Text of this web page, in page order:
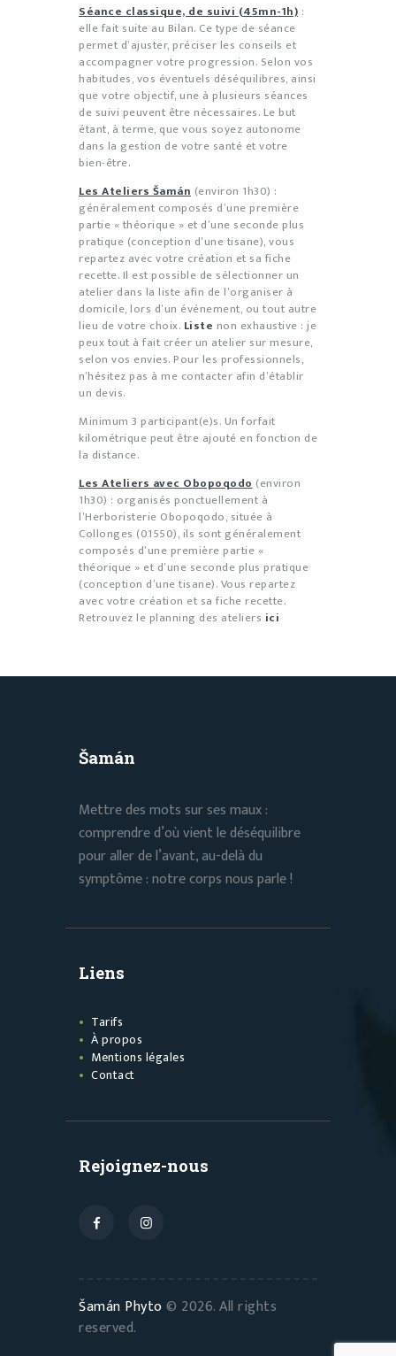
Séance classique, de suivi (45mn-1h) :
elle fait suite au Bilan. Ce type de séance
permet d’ajuster, préciser les conseils et
accompagner votre progression. Selon vos
habitudes, vos éventuels déséquilibres, ainsi
que votre objectif, une à plusieurs séances
de suivi peuvent être nécessaires. Le but
étant, à terme, que vous soyez autonome
dans la gestion de votre santé et votre
bien-être.
Les Ateliers Šamán (environ 1h30) :
généralement composés d’une première
partie « théorique » et d’une seconde plus
pratique (conception d’une tisane), vous
repartez avec votre création et sa fiche
recette. Il est possible de sélectionner un
atelier dans la liste afin de l’organiser à
domicile, lors d’un événement, ou tout autre
lieu de votre choix. Liste non exhaustive : je
peux tout à fait créer un atelier sur mesure,
selon vos envies. Pour les professionnels,
n’hésitez pas à me contacter afin d’établir
un devis.
Minimum 3 participant(e)s. Un forfait
kilométrique peut être ajouté en fonction de
la distance.
Les Ateliers avec Obopoqodo(environ
1h30) : organisés ponctuellement à
l’Herboristerie Obopoqodo, située à
Collonges (01550), ils sont généralement
composés d’une première partie «
théorique » et d’une seconde plus pratique
(conception d’une tisane). Vous repartez
avec votre création et sa fiche recette.
Retrouvez le planning des ateliers ici
Šamán
Mettre des mots sur ses maux :
comprendre d’où vient le déséquilibre
pour aller de l’avant, au-delà du
symptôme : notre corps nous parle !
Liens
Tarifs
À propos
Mentions légales
Contact
Rejoignez-nous
Šamán Phyto© 2026. All rights
reserved.